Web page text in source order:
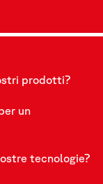
prodotti?
un
tecnologie?